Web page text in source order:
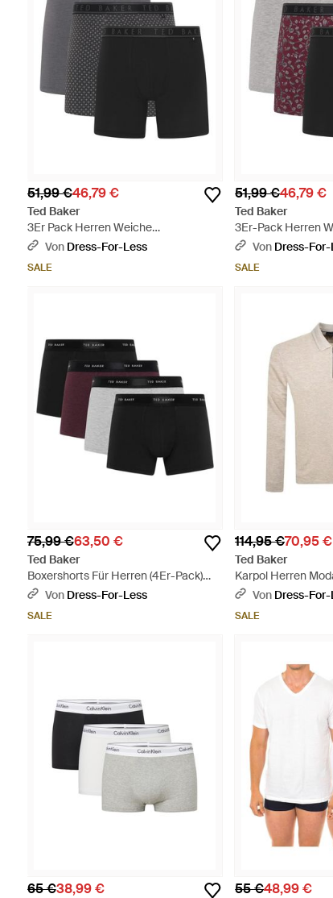
51,99 €46,79 €
Ted Baker
3Er Pack Herren Weiche
Atmungsaktive Baumwoll Boxershorts
Von Dress-For-Less
SALE
51,99 €46,79 €
Ted Baker
3Er-Pack Herren
Atmungsaktive
Von Dress-
SALE
75,99 €63,50 €
Ted Baker
Boxershorts Für Herren (4Er-Pack)
/Bunt) - Schwarz
Von Dress-For-Less
SALE
114,95 €70,95 €
Ted Baker
Karpol Herren
Von Dress-
SALE
65 €38,99 € 55 €48,99 €